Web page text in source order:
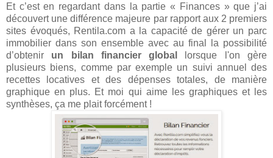
Et c’est en regardant dans la partie « Finances » que j’ai
découvert une différence majeure par rapport aux 2 premiers
sites évoqués, Rentila.com a la capacité de gérer un parc
immobilier dans son ensemble avec au final la possibilité
d’obtenir un bilan financier global
lorsque l'on gère
plusieurs biens, comme par exemple un suivi annuel des
recettes locatives et des dépenses totales, de manière
graphique en plus. Et moi qui aime les graphiques et les
synthèses, ça me plait forcément !